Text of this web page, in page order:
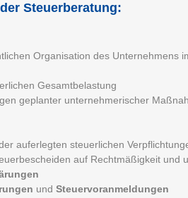
Steuerberatung:
Organisation des Unternehmens
Gesamtbelastung
geplanter unternehmerischer
auferlegten steuerlichen
auf Rechtmäßigkeit und
und Steuervoranmeldungen